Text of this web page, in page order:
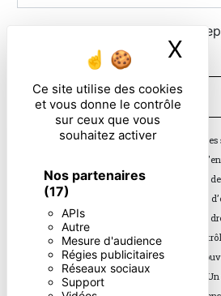
Ce site utilise des cookies
et vous donne le contrôle
sur ceux que vous
souhaitez activer
Nos partenaires
(17)
APIs
Autre
Mesure d'audience
Régies publicitaires
Réseaux sociaux
Support
X
En cochant cette case,
particulières ci-dessous **
ENVOYER
** Les données personnelles
de vous contacter. Elles sont destinées à
traitants. Vous disposez de droits d’accès,
d’effacement, de portabilité, de limitation,
votre consentement à tout moment et du
réclamation auprès d’une autorité de
sort de vos données post-mortem. Vous
voie postale ou par courrier électronique.